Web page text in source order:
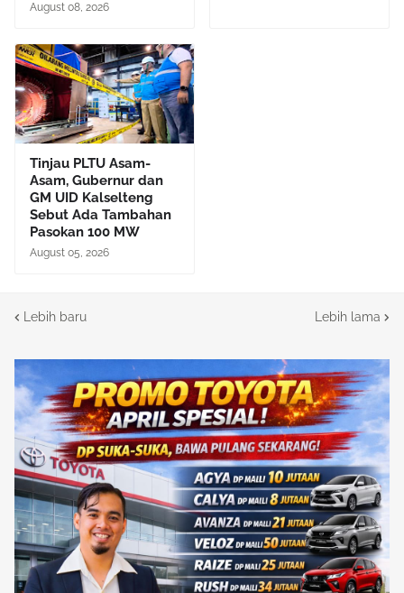
August 08, 2026
Tinjau PLTU Asam-
Asam, Gubernur dan
GM UID Kalselteng
Sebut Ada Tambahan
Pasokan 100 MW
August 05, 2026
Lebih baru Lebih lama